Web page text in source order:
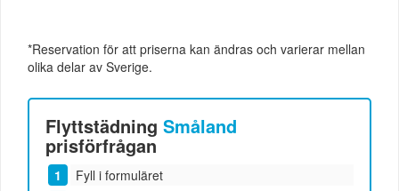
*Reservation för att priserna kan ändras och varierar mellan
olika delar av Sverige.
FlyttstädningSmåland
prisförfrågan
Fyll i formuläret